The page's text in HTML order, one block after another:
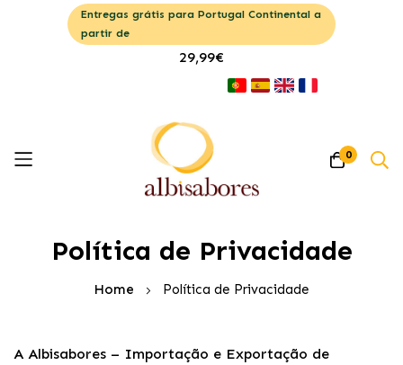
Entregas grátis para Portugal Continental a
partir de
29,99€
0
Política de Privacidade
Home Política de Privacidade
A Albisabores – Importação e Exportação de